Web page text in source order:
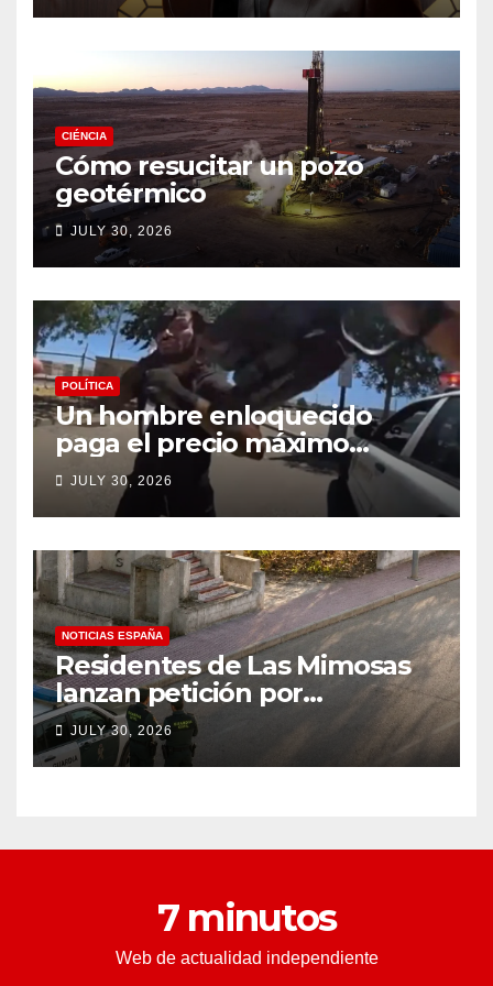
CIÉNCIA
Cómo resucitar un pozo
geotérmico
JULY 30, 2026
POLÍTICA
Un hombre enloquecido
paga el precio máximo
después de llevar un cuchillo
a un tiroteo con agentes del
condado de Los Ángeles
(VIDEO) * The Gateway
Pundit * por Cullen
Linebarger
JULY 30, 2026
NOTICIAS ESPAÑA
Residentes de Las Mimosas
lanzan petición por
disminución ‘inaceptable’ de
servicios básicos – The
Leader
JULY 30, 2026
7 minutos
Web de actualidad independiente